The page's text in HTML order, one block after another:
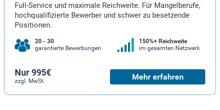
Full-Service und maximale Reichweite. Für Mangelberufe,
hochqualifizierte Bewerber und schwer zu besetzende
Positionen.
20 - 30
garantierte Bewerbungen
150%+ Reichweite
im gesamten Netzwerk
Nur 995€
zzgl. MwSt. Mehr erfahren